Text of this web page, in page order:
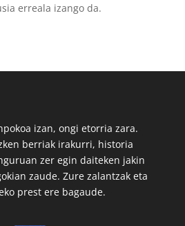
erreala izango da.
izan, ongi etorria zara.
berriak irakurri, historia
zer egin daiteken jakin
zaude. Zure zalantzak eta
prest ere bagaude.